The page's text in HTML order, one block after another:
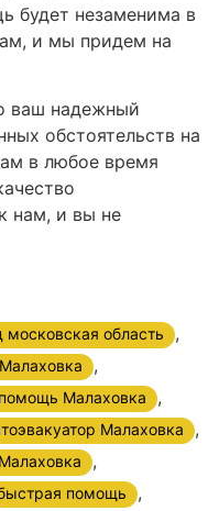
будет незаменима в
и мы придем на
ваш надежный
обстоятельств на
в любое время
нам, и вы не
московская область ,
,
Малаховка ,
Малаховка ,
,
помощь ,